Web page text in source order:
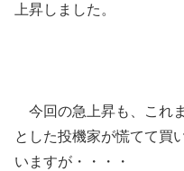
上昇しました。
今回の急上昇も、これ
とした投機家が慌てて買
いますが・・・・